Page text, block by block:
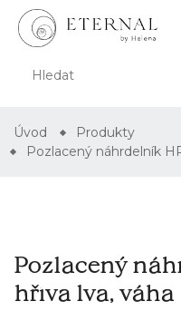
Úvod
Produkty
Pozlacený náhrdelník
Pozlacený
hříva lva, váha